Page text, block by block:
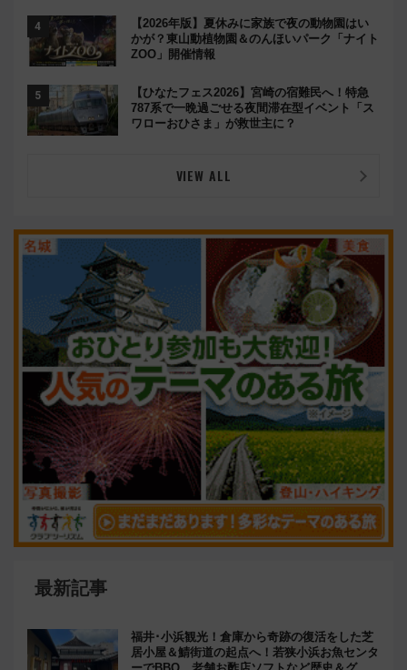
【2026年版】夏休みに家族で夜の動物園はい
かが？東山動植物園＆のんほいパーク「ナイト
ZOO」開催情報
【ひなたフェス2026】宮崎の宿難民へ！特急
787系で一晩過ごせる夜間滞在型イベント「ス
ワローおひさま」が救世主に？
VIEW ALL
最新記事
福井･小浜観光！倉庫から奇跡の復活をした芝
居小屋＆鯖街道の起点へ！若狭小浜お魚センタ